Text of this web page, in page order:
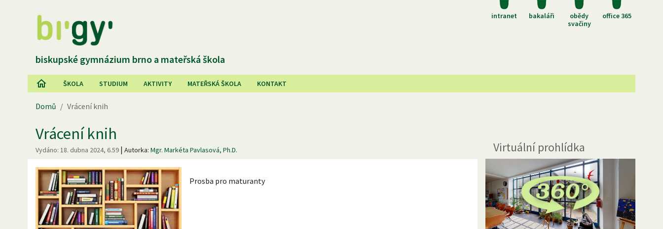
intranet bakaláři
obědy
svačiny
office 365
biskupské gymnázium brno a mateřská škola
ŠKOLA STUDIUM AKTIVITY MATEŘSKÁ ŠKOLA KONTAKT
Domů / Vrácení knih
Vrácení knih
Vydáno: 18. dubna 2024, 6.59 | Autorka: Mgr. Markéta Pavlasová, Ph.D.
Prosba pro maturanty
Virtuální prohlídka